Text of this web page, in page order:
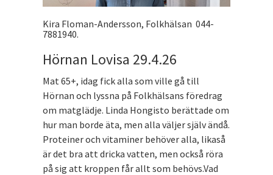
Kira Floman-Andersson, Folkhälsan 044-
7881940.
Hörnan Lovisa 29.4.26
Mat 65+, idag fick alla som ville gå till
Hörnan och lyssna på Folkhälsans föredrag
om matglädje. Linda Hongisto berättade om
hur man borde äta, men alla väljer själv ändå.
Proteiner och vitaminer behöver alla, likaså
är det bra att dricka vatten, men också röra
på sig att kroppen får allt som behövs.Vad